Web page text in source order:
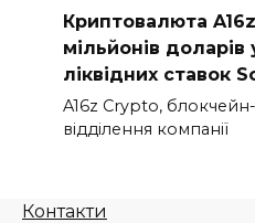
Криптовалюта
мільйонів
ліквідних ставок
A16z Crypto, блокчейн-
відділення компанії
Контакти